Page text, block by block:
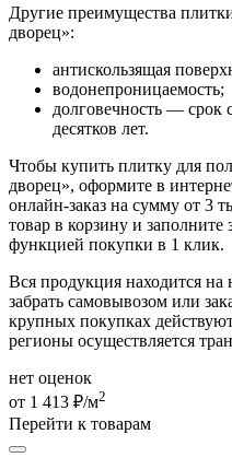
Другие преимущества
дворец»:
антискользящая
водонепроницаемость;
долговечность — срок
десятков лет.
Чтобы купить плитку для
дворец», оформите в
онлайн-заказ на сумму от 3
товар в корзину и заполните
функцией покупки в 1 клик.
Вся продукция находится
забрать самовывозом или
крупных покупках
регионы осуществляется
нет оценок
от 1 413 ₽/м2
Перейти к товарам